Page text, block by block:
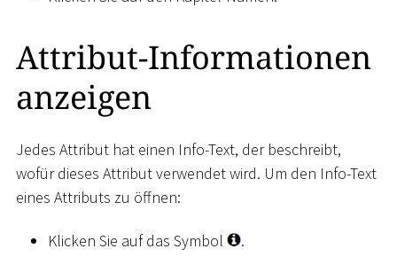
Attribut-Informationen
anzeigen
Jedes Attribut hat einen Info-Text, der beschreibt,
wofür dieses Attribut verwendet wird. Um den Info-Text
eines Attributs zu öffnen:
Klicken Sie auf das Symbol .